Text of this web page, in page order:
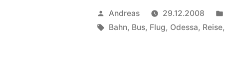
Odessa:
die
Veröffentlicht
von
Andreas 29.12.2008
Schlagwörter:
Bahn, Bus, Flug, Odessa, Reise,